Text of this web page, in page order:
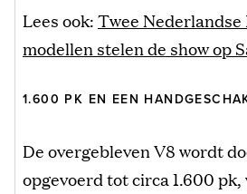
Lees ook:Twee Nederlandse
modellen stelen de show op
1.600 PK EN EEN
De overgebleven V8 wordt
opgevoerd tot circa 1.600